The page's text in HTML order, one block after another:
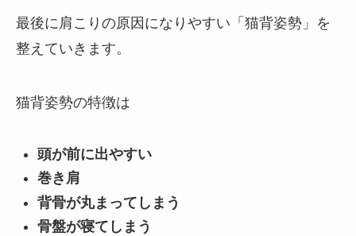
最後に肩こりの原因になりやすい「猫背姿勢」を
整えていきます。
猫背姿勢の特徴は
頭が前に出やすい
巻き肩
背骨が丸まってしまう
骨盤が寝てしまう